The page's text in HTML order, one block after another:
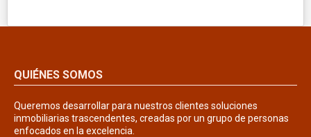
QUIÉNES SOMOS
Queremos desarrollar para nuestros clientes soluciones
inmobiliarias trascendentes, creadas por un grupo de personas
enfocados en la excelencia.